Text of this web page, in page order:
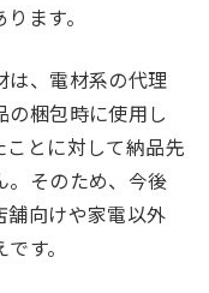
ます。
は、電材系の代理
梱包時に使用し
とに対して納品先
。そのため、今後
舗向けや家電以外
す。